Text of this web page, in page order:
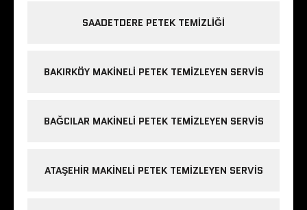
SAADETDERE PETEK TEMIZLIĞI
BAKIRKÖY MAKINELI PETEK TEMIZLEYEN SERVIS
BAĞCILAR MAKINELI PETEK TEMIZLEYEN SERVIS
ATAŞEHIR MAKINELI PETEK TEMIZLEYEN SERVIS